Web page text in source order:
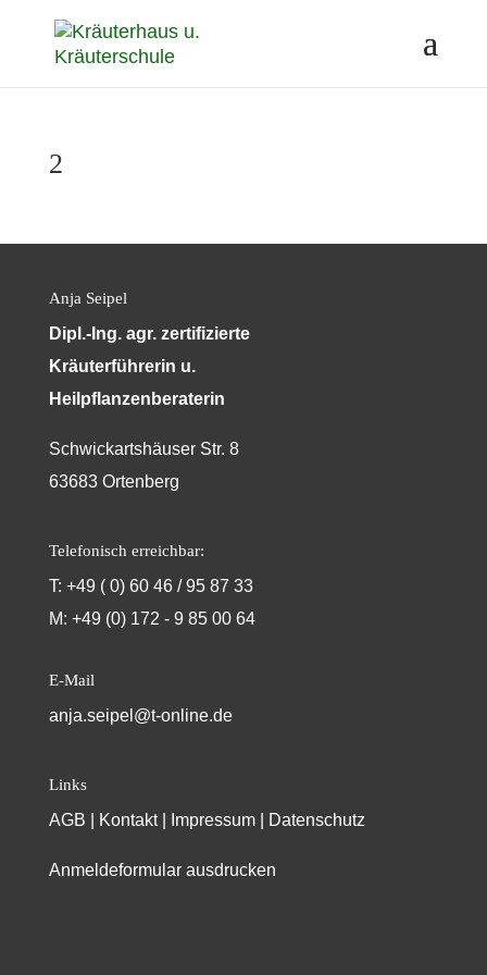
2
Anja Seipel
Dipl.-Ing. agr. zertifizierte
Kräuterführerin u.
Heilpflanzenberaterin
Schwickartshäuser Str. 8
63683 Ortenberg
Telefonisch erreichbar:
T: +49 ( 0) 60 46 / 95 87 33
M: +49 (0) 172 - 9 85 00 64
E-Mail
anja.seipel@t-online.de
Links
AGB Kontakt| Impressum| Datenschutz
Anmeldeformular ausdrucken